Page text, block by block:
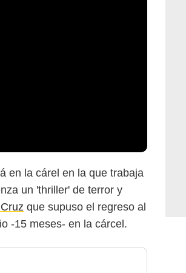
en la cárel en la que trabaja
un 'thriller' de terror y
que supuso el regreso al
-15 meses- en la cárcel.